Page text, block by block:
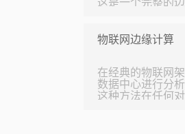
第一件事是
首席执行官
物联网边缘计算
在经典的物联网
数据中心进行分
这种方法在任何对延迟敏